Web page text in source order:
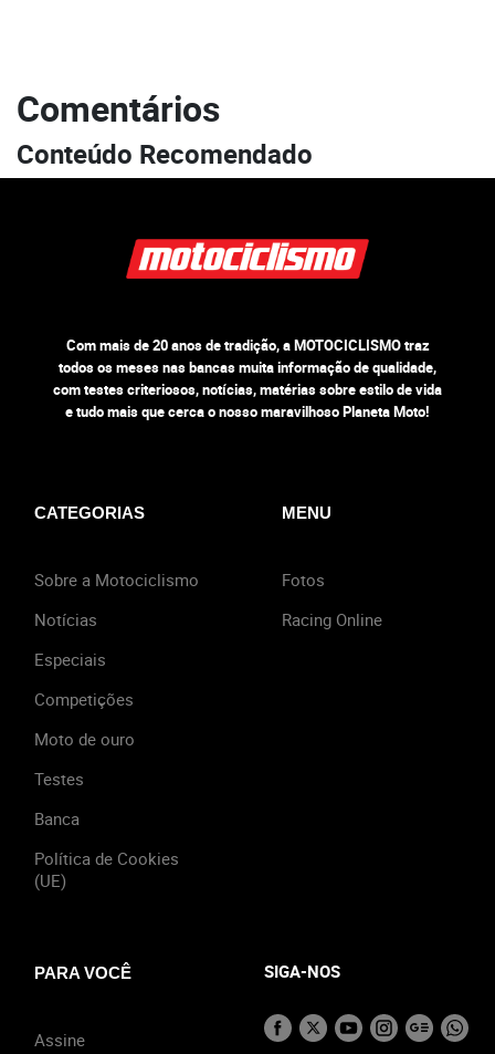
Comentários
Conteúdo Recomendado
Com mais de 20 anos de tradição, a MOTOCICLISMO traz
todos os meses nas bancas muita informação de qualidade,
com testes criteriosos, notícias, matérias sobre estilo de vida
e tudo mais que cerca o nosso maravilhoso Planeta Moto!
CATEGORIAS
Sobre a Motociclismo
Notícias
Especiais
Competições
Moto de ouro
Testes
Banca
Política de Cookies
(UE)
MENU
Fotos
Racing Online
PARA VOCÊ
Assine
SIGA-NOS